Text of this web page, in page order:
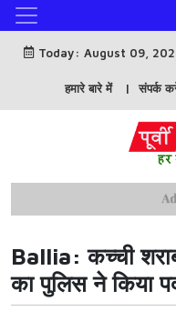
Today: August 09,
हमारे बारे में संपर्क
Ballia: कच्ची
का पुलिस ने किया